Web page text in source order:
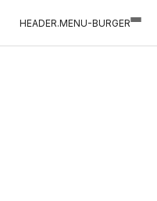
HEADER.MENU-BURGER